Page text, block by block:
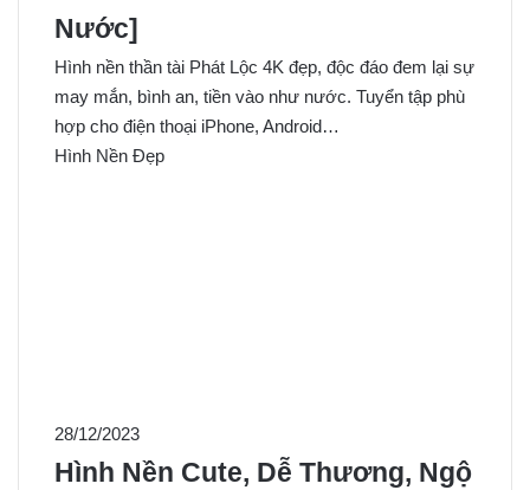
Nước]
Hình nền thần tài Phát Lộc 4K đẹp, độc đáo đem lại sự
may mắn, bình an, tiền vào như nước. Tuyển tập phù
hợp cho điện thoại iPhone, Android…
Hình Nền Đẹp
28/12/2023
Hình Nền Cute, Dễ Thương, Ngộ